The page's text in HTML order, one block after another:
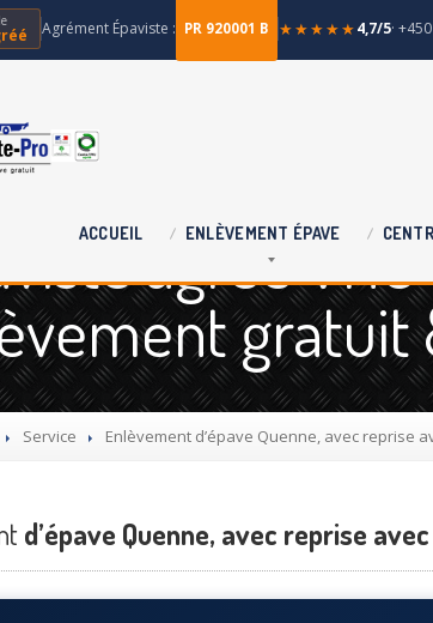
Agrément Épaviste : PR 920001 B ★★★★★4,7/5·
ACCUEIL ENLÈVEMENT ÉPAVE
agréé
gratuit
Service Enlèvement d’épave Quenne, avec reprise
d’épave Quenne, avec reprise